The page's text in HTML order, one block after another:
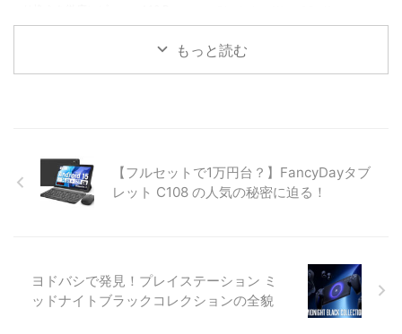
チップと8倍ズームカメラの体感
を解説。楽天モバイルへのeSIM
ールで13,999円。IP54防塵防水
対応のエントリーモデルは、お子
もっと読む
【フルセットで1万円台？】FancyDayタブ
レット C108 の人気の秘密に迫る！
ヨドバシで発見！プレイステーション ミ
ッドナイトブラックコレクションの全貌